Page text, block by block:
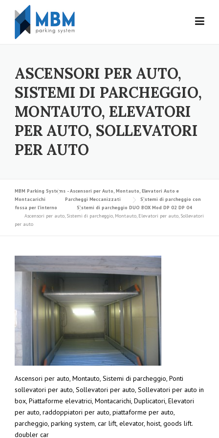
Skip to content
ASCENSORI PER AUTO,
SISTEMI DI PARCHEGGIO,
MONTAUTO, ELEVATORI
PER AUTO, SOLLEVATORI
PER AUTO
MBM Parking Systems - Ascensori per Auto, Montauto, Elevatori Auto e
Montacarichi
Parcheggi Meccanizzati
Sistemi di parcheggio con
fossa per l’interno
Sistemi di parcheggio DUO BOX Mod DP 02 DP 04
Ascensori per auto, Sistemi di parcheggio, Montauto, Elevatori per auto, Sollevatori
per auto
Ascensori per auto, Montauto, Sistemi di parcheggio, Ponti
sollevatori per auto, Sollevatori per auto, Sollevatori per auto in
box, Piattaforme elevatrici, Montacarichi, Duplicatori, Elevatori
per auto, raddoppiatori per auto, piattaforme per auto,
parcheggio, parking system, car lift, elevator, hoist, goods lift.
doubler car